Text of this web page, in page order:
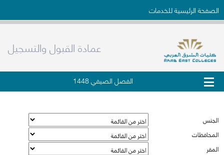
الصفحة الرئيسية للخدمات
عمادة القبول والتسجيل
الفصل الصيفي 1448
الجنس
المحافظات
المقر